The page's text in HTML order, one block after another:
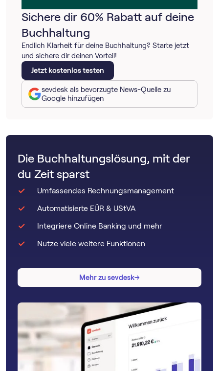
Sichere dir 60% Rabatt auf deine
Buchhaltung
Endlich Klarheit für deine Buchhaltung? Starte jetzt
und sichere dir deinen Vorteil!
Jetzt kostenlos testen
sevdesk als bevorzugte News-Quelle zu
Google hinzufügen
Die Buchhaltungslösung, mit der
du Zeit sparst
Umfassendes Rechnungsmanagement
Automatisierte EÜR & UStVA
Integriere Online Banking und mehr
Nutze viele weitere Funktionen
Mehr zu sevdesk→
→